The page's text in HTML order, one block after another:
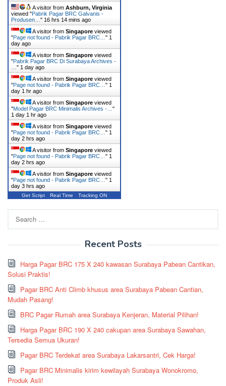
A visitor from Ashburn, Virginia
viewed "Pabrik Pagar BRC Galvanis -
Produsen… " 16 hrs 14 mins ago
A visitor from Singapore viewed
"Page not found - Pabrik Pagar BRC… " 1
day ago
A visitor from Singapore viewed
"Pabrik Pagar BRC Di Surabaya Archives -
" 1 day ago
A visitor from Singapore viewed
"Page not found - Pabrik Pagar BRC… " 1
day 1 hr ago
A visitor from Singapore viewed
"Model Pagar BRC Minimalis Archives -… "
1 day 1 hr ago
A visitor from Singapore viewed
"Page not found - Pabrik Pagar BRC… " 1
day 2 hrs ago
A visitor from Singapore viewed
"Page not found - Pabrik Pagar BRC… " 1
day 2 hrs ago
A visitor from Singapore viewed
"Page not found - Pabrik Pagar BRC… " 1
day 3 hrs ago
Get Script Real Time Tracking ON
for:
Recent Posts
Harga Pagar BRC 175 X 240 kawasan Surabaya Pabean Cantikan,
Solusi Praktis!
Pagar BRC Anti Climb khusus area Surabaya Pabean Cantian,
Mudah Pasang!
BRC Pagar Rumah area Surabaya Kenjeran, Material Pilihan!
Harga Pagar BRC 190 X 240 cakupan area Surabaya Sawahan,
Tersedia Semua Ukuran!
Pagar BRC Terdekat area Surabaya Lakarsantri, Cek Harga!
Pagar BRC Minimalis kirim kewilayah Surabaya Wonokromo,
Produk Asli!